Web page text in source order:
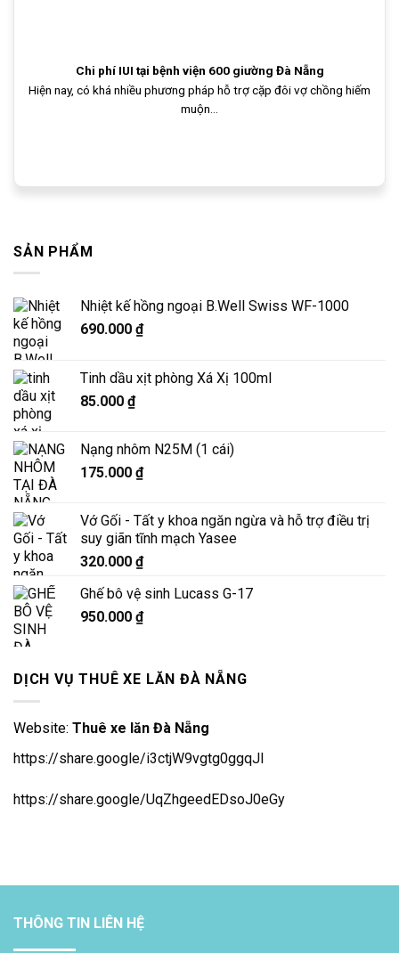
Chi phí IUI tại bệnh viện 600 giường Đà Nẵng
Hiện nay, có khá nhiều phương pháp hỗ trợ cặp đôi vợ chồng hiếm
muộn...
SẢN PHẨM
Nhiệt kế hồng ngoại B.Well Swiss WF-1000
690.000 ₫
Tinh dầu xịt phòng Xá Xị 100ml
85.000 ₫
Nạng nhôm N25M (1 cái)
175.000 ₫
Vớ Gối - Tất y khoa ngăn ngừa và hỗ trợ điều trị
suy giãn tĩnh mạch Yasee
320.000 ₫
Ghế bô vệ sinh Lucass G-17
950.000 ₫
DỊCH VỤ THUÊ XE LĂN ĐÀ NẴNG
Website: Thuê xe lăn Đà Nẵng
https://share.google/i3ctjW9vgtg0ggqJl
https://share.google/UqZhgeedEDsoJ0eGy
THÔNG TIN LIÊN HỆ